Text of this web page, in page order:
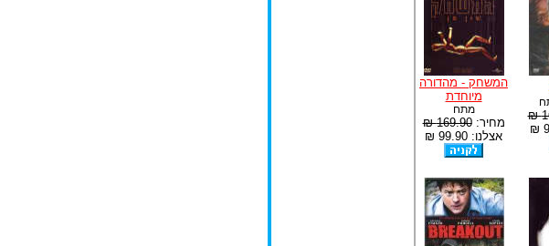
המשחק - מהדורה
מיוחדת
מתח
מחיר:169.90 ₪
אצלנו: 99.90 ₪